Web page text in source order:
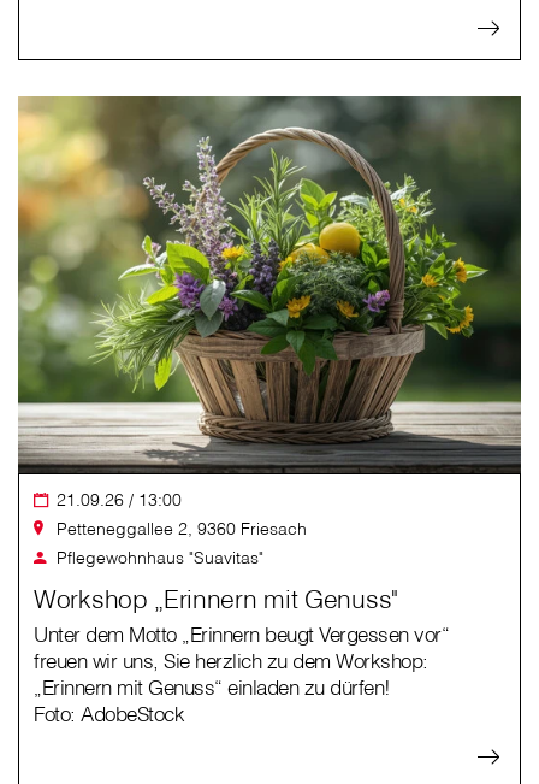
21.09.26 / 13:00
Petteneggallee 2, 9360 Friesach
Pflegewohnhaus "Suavitas"
Workshop „Erinnern mit Genuss"
Unter dem Motto „Erinnern beugt Vergessen vor“
freuen wir uns, Sie herzlich zu dem Workshop:
„Erinnern mit Genuss“ einladen zu dürfen!
Foto: AdobeStock